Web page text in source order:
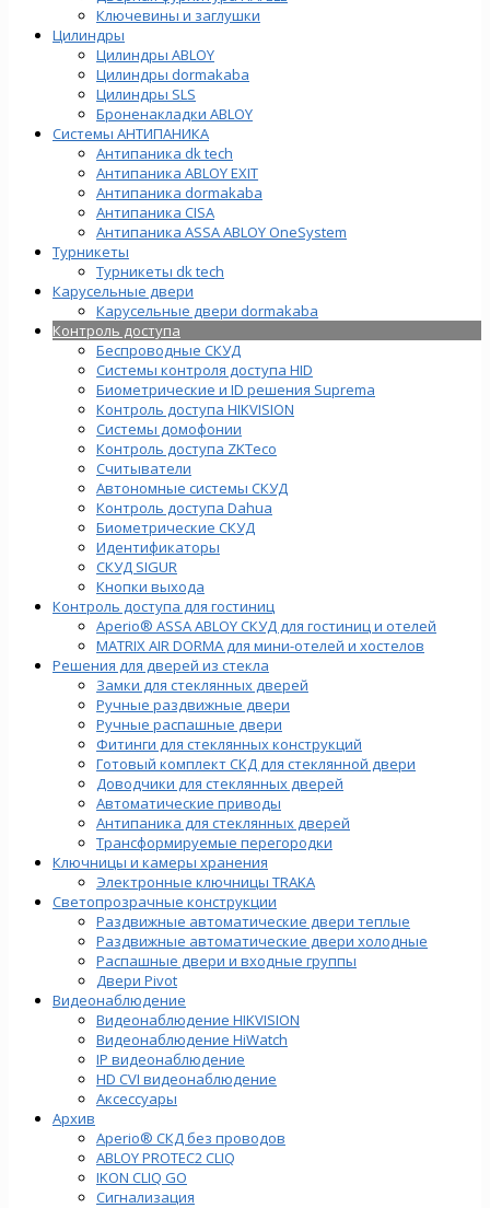
Ключевины и заглушки
Цилиндры
Цилиндры ABLOY
Цилиндры dormakaba
Цилиндры SLS
Броненакладки ABLOY
Системы АНТИПАНИКА
Антипаника dk tech
Антипаника ABLOY EXIT
Антипаника dormakaba
Антипаника СISA
Антипаника ASSA ABLOY OneSystem
Турникеты
Турникеты dk tech
Карусельные двери
Карусельные двери dormakaba
Контроль доступа
Беспроводные СКУД
Системы контроля доступа HID
Биометрические и ID решения Suprema
Контроль доступа HIKVISION
Системы домофонии
Контроль доступа ZKTeco
Считыватели
Автономные системы СКУД
Контроль доступа Dahua
Биометрические СКУД
Идентификаторы
СКУД SIGUR
Кнопки выхода
Контроль доступа для гостиниц
Aperio® ASSA ABLOY СКУД для гостиниц и отелей
MATRIX AIR DORMA для мини-отелей и хостелов
Решения для дверей из стекла
Замки для стеклянных дверей
Ручные раздвижные двери
Ручные распашные двери
Фитинги для стеклянных конструкций
Готовый комплект СКД для стеклянной двери
Доводчики для стеклянных дверей
Автоматические приводы
Антипаника для стеклянных дверей
Трансформируемые перегородки
Ключницы и камеры хранения
Электронные ключницы TRAKA
Светопрозрачные конструкции
Раздвижные автоматические двери теплые
Раздвижные автоматические двери холодные
Распашные двери и входные группы
Двери Pivot
Видеонаблюдение
Видеонаблюдение HIKVISION
Видеонаблюдение HiWatch
IP видеонаблюдение
HD CVI видеонаблюдение
Аксессуары
Архив
Aperio® СКД без проводов
ABLOY PROTEC2 CLIQ
IKON CLIQ GO
Сигнализация